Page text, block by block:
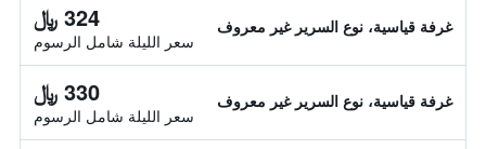
غرفة قياسية، نوع السرير غير معروف 324 ﷼
سعر الليلة شامل الرسوم
غرفة قياسية، نوع السرير غير معروف 330 ﷼
سعر الليلة شامل الرسوم